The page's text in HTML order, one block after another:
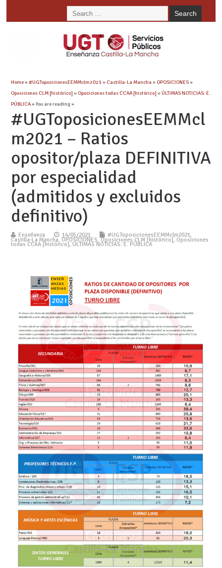
Home»#UGToposicionesEEMMclm2021» Castilla-La Mancha » OPOSICIONES»
Oposiciones CLM [histórico] » Oposiciones todas CCAA [histórico] »ÚLTIMAS NOTICIAS: E.
PÚBLICA» You are reading »
#UGToposicionesEEMMcl
m2021 – Ratios
opositor/plaza DEFINITIVA
por especialidad
(admitidos y excluidos
definitivo)
Enseñanza 14/05/2021 #UGToposicionesEEMMclm2021,
Castilla-La Mancha, OPOSICIONES,Oposiciones CLM [histórico], Oposiciones
todas CCAA [histórico], ÚLTIMAS NOTICIAS: E. PÚBLICA